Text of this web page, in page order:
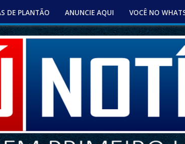
DE PLANTÃO ANUNCIE AQUI VOCÊ NO